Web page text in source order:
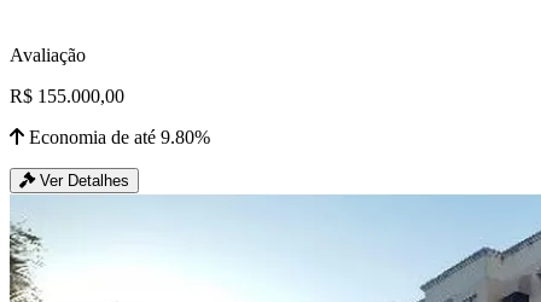
Avaliação
R$ 155.000,00
Economia de até 9.80%
Ver Detalhes